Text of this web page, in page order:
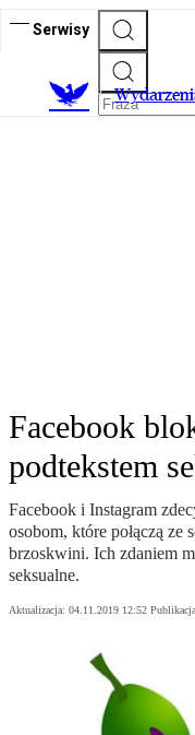
Serwisy
Facebook
podtekstem
Facebook i Instagram
osobom, które połączą ze
brzoskwini. Ich zdaniem
seksualne.
Aktualizacja: 04.11.2019 12:52